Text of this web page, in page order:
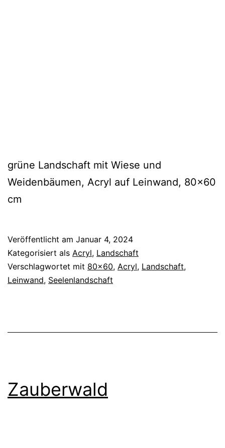
grüne Landschaft mit Wiese und
Weidenbäumen, Acryl auf Leinwand, 80×60
cm
Veröffentlicht am Januar 4, 2024
Kategorisiert als Acryl, Landschaft
Verschlagwortet mit 80x60, Acryl, Landschaft,
Leinwand, Seelenlandschaft
Zauberwald